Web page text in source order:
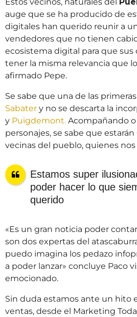
auge que se ha producido de
digitales han querido reunir a
vendedores que no tienen
ecosistema digital para que sus
tener la misma relevancia que
afirmado Pepe.
Se sabe que una de las primeras
Sabater y no se descarta la
y Puigdemont. Acompañando o
personajes, se sabe que estarán
vecinas del pueblo, quienes
Estamos super
poder hacer lo que
querido
«Es un gran noticia poder
son dos expertas del
puedo imagina los pedazo
a poder lanzar» concluye Paco
emocionado.
Sin duda estamos ante un hito
ventas, desde el Marketing